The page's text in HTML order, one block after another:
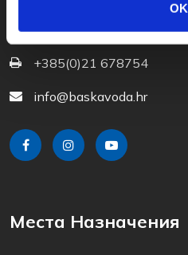
OK
+385(0)21 620713
+385(0)21 678754
info@baskavoda.hr
Места Назначения